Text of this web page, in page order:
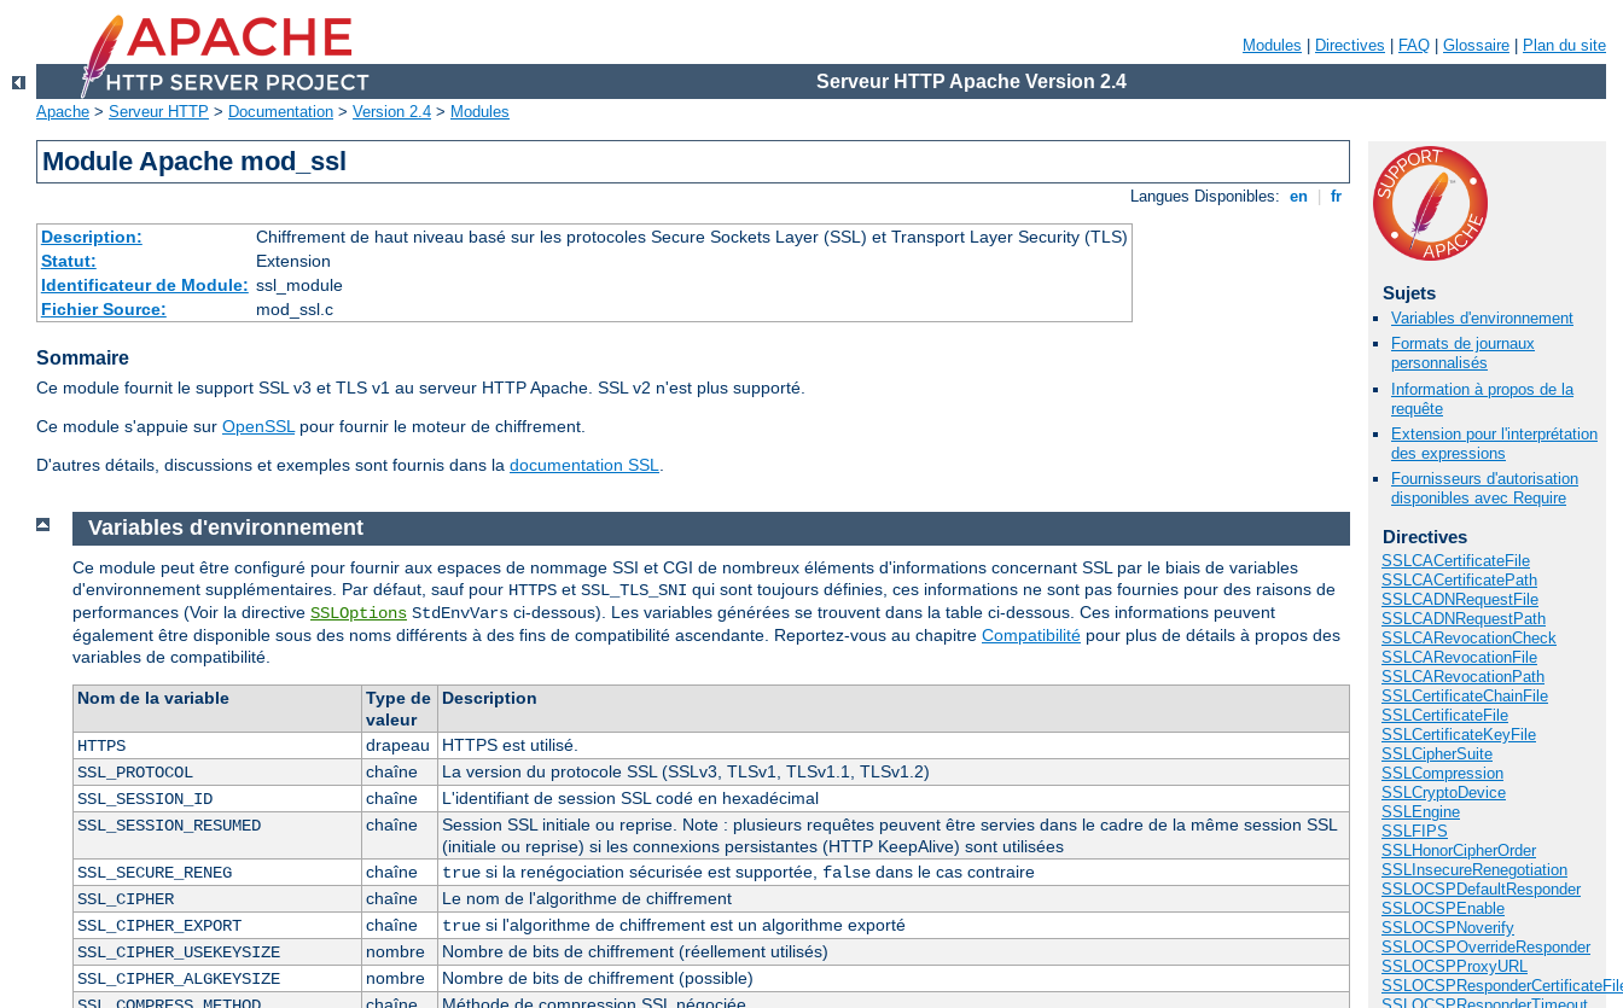
Modules Directives FAQ Glossaire Plan du site
Serveur HTTP Apache Version 2.4
Apache > Serveur HTTP > Documentation > Version 2.4 > Modules
Module Apache mod_ssl
Langues Disponibles: en fr
Description:
Chiffrement de haut niveau basé sur les protocoles Secure Sockets Layer (SSL) et Transport Layer Security (TLS)
Statut:
Extension
Identificateur de Module: ssl_module
Fichier Source:
mod_ssl.c
Sommaire
Ce module fournit le support SSL v3 et TLS v1 au serveur HTTP Apache. SSL v2 n'est plus supporté.
Ce module s'appuie sur OpenSSLpour fournir le moteur de chiffrement.
D'autres détails, discussions et exemples sont fournis dans la documentation SSL.
Sujets
Variables d'environnement
Formats de journaux
personnalisés
Information à propos de la
requête
Extension pour l'interprétation
des expressions
Fournisseurs d'autorisation
disponibles avec Require
Directives
SSLCACertificateFile
SSLCACertificatePath
SSLCADNRequestFile
SSLCADNRequestPath
SSLCARevocationCheck
SSLCARevocationFile
SSLCARevocationPath
SSLCertificateChainFile
SSLCertificateFile
SSLCertificateKeyFile
SSLCipherSuite
SSLCompression
SSLCryptoDevice
SSLEngine
SSLFIPS
SSLHonorCipherOrder
SSLInsecureRenegotiation
SSLOCSPDefaultResponder
SSLOCSPEnable
SSLOCSPNoverify
SSLOCSPOverrideResponder
SSLOCSPProxyURL
Variables d'environnement
Ce module peut être configuré pour fournir aux espaces de nommage SSI et CGI de nombreux éléments d'informations concernant SSL par le biais de variables
d'environnement supplémentaires. Par défaut, sauf pour HTTPS et SSL_TLS_SNI qui sont toujours définies, ces informations ne sont pas fournies pour des raisons de
performances (Voir la directive SSLOptions StdEnvVars ci-dessous). Les variables générées se trouvent dans la table ci-dessous. Ces informations peuvent
également être disponible sous des noms différents à des fins de compatibilité ascendante. Reportez-vous au chapitre Compatibilité pour plus de détails à propos des
variables de compatibilité.
Nom de la variable
Type de
valeur
Description
HTTPS drapeau
HTTPS est utilisé.
SSL_PROTOCOL
chaîne
La version du protocole SSL (SSLv3, TLSv1, TLSv1.1, TLSv1.2)
SSL_SESSION_ID
chaîne
L'identifiant de session SSL codé en hexadécimal
SSL_SESSION_RESUMED
chaîne
Session SSL initiale ou reprise. Note : plusieurs requêtes peuvent être servies dans le cadre de la même session SSL
(initiale ou reprise) si les connexions persistantes (HTTP KeepAlive) sont utilisées
SSL_SECURE_RENEG
chaîne truesi la renégociation sécurisée est supportée, falsedans le cas contraire
SSL_CIPHER
chaîne
Le nom de l'algorithme de chiffrement
SSL_CIPHER_EXPORT
chaîne truesi l'algorithme de chiffrement est un algorithme exporté
SSL_CIPHER_USEKEYSIZE
nombre
Nombre de bits de chiffrement (réellement utilisés)
SSL_CIPHER_ALGKEYSIZE
nombre
Nombre de bits de chiffrement (possible)